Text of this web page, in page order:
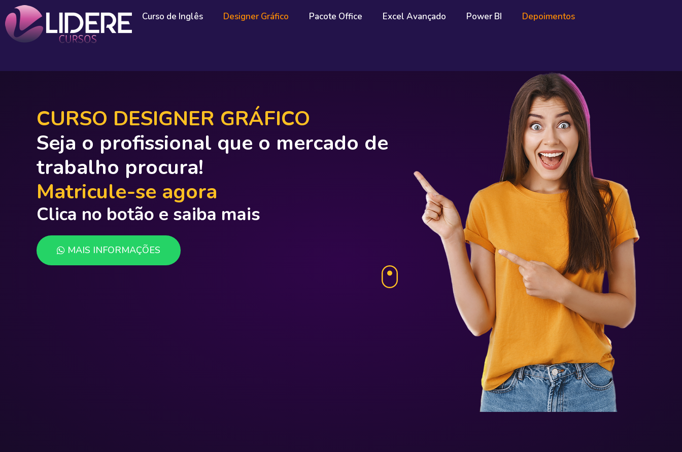
Curso de Inglês Designer Gráfico Pacote Office Excel Avançado Power BI Depoimentos
CURSO DESIGNER GRÁFICO
Seja o profissional que o mercado de
trabalho procura!
Matricule-se agora
Clica no botão e saiba mais
MAIS INFORMAÇÕES